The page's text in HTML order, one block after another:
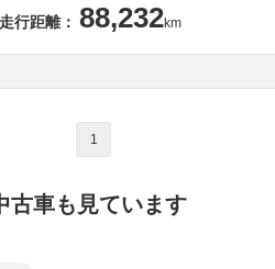
行距離： 88,232km
1
古車も見ています